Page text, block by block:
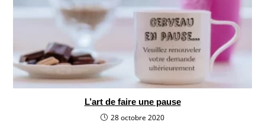
L’art de faire une pause
28 octobre 2020